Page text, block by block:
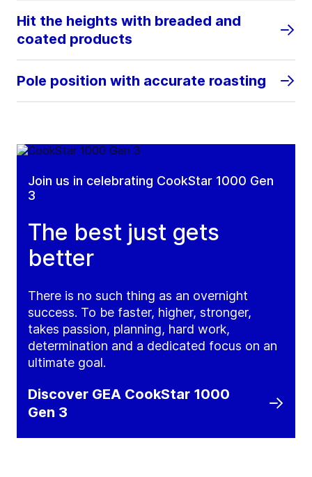
Hit the heights with breaded and
coated products
Pole position with accurate roasting
Join us in celebrating CookStar 1000 Gen
3
The best just gets
better
There is no such thing as an overnight
success. To be faster, higher, stronger,
takes passion, planning, hard work,
determination and a dedicated focus on an
ultimate goal.
Discover GEA CookStar 1000
Gen 3